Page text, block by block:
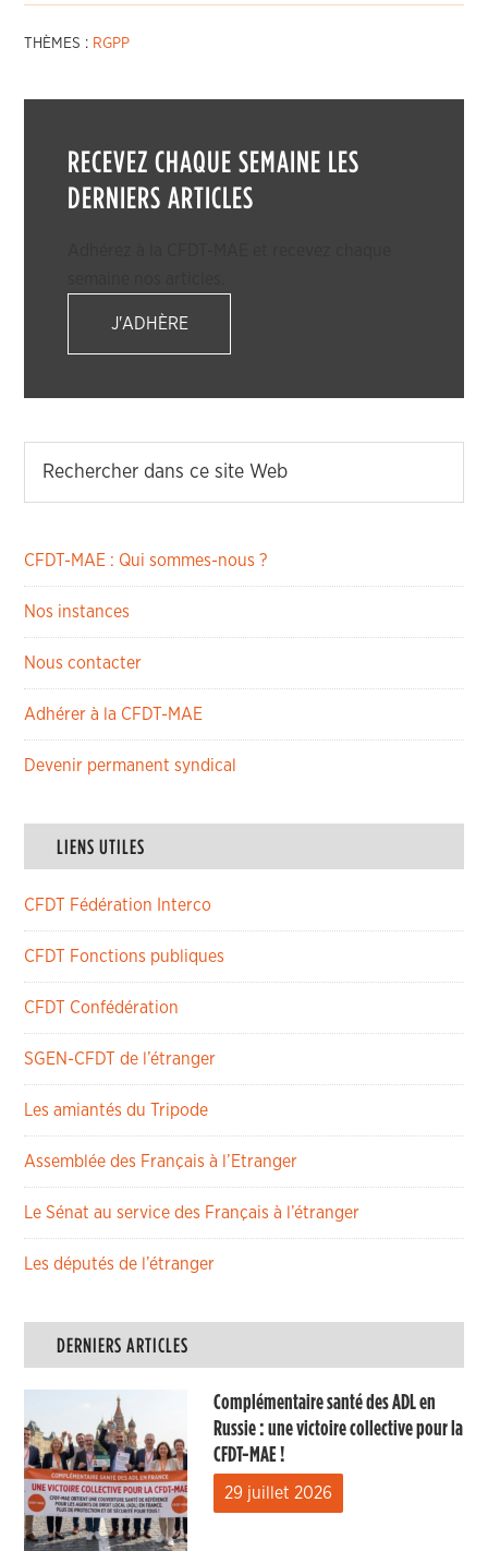
THÈMES : RGPP
RECEVEZ CHAQUE SEMAINE LES
DERNIERS ARTICLES
J'ADHÈRE
CFDT-MAE : Qui sommes-nous ?
Nos instances
Nous contacter
Adhérer à la CFDT-MAE
Devenir permanent syndical
LIENS UTILES
CFDT Fédération Interco
CFDT Fonctions publiques
CFDT Confédération
SGEN-CFDT de l’étranger
Les amiantés du Tripode
Assemblée des Français à l’Etranger
Le Sénat au service des Français à l’étranger
Les députés de l’étranger
DERNIERS ARTICLES
Complémentaire santé des ADL en
Russie : une victoire collective pour la
CFDT-MAE !
29 juillet 2026